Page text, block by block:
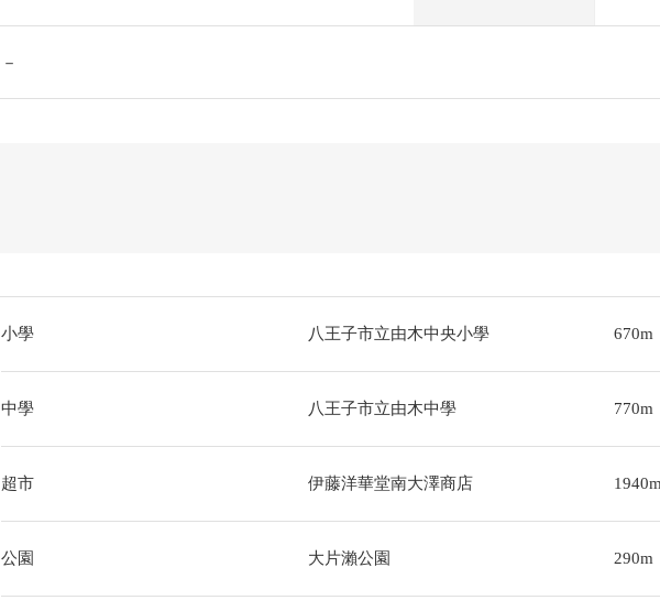
－
小學 八王子市立由木中央小學 670m
中學 八王子市立由木中學 770m
超市 伊藤洋華堂南大澤商店
公園 大片瀨公園 290m